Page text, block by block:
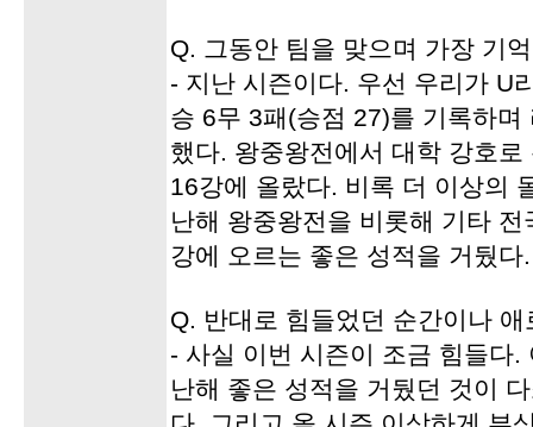
Q. 그동안 팀을 맞으며 가장 기
- 지난 시즌이다. 우선 우리가 U
승 6무 3패(승점 27)를 기록하
했다. 왕중왕전에서 대학 강호
16강에 올랐다. 비록 더 이상의
난해 왕중왕전을 비롯해 기타
강에 오르는 좋은 성적을 거뒀다.
Q. 반대로 힘들었던 순간이나
- 사실 이번 시즌이 조금 힘들다
난해 좋은 성적을 거뒀던 것이